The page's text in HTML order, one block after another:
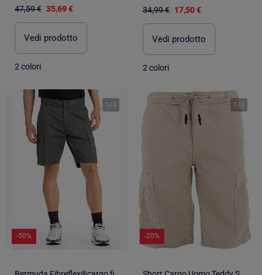
47,59 € 35,69 €
Vedi prodotto
2 colori
34,99 € 17,50 €
Vedi prodotto
2 colori
1 / 5
-50%
1 / 2
-20%